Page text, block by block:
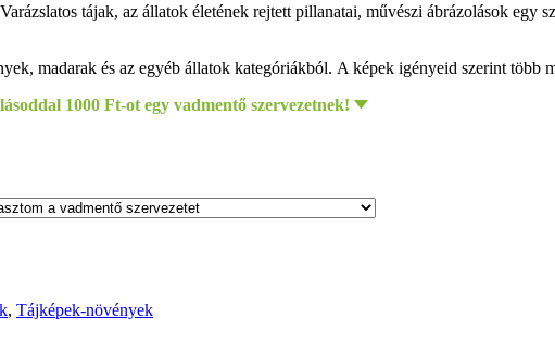
tájak, az állatok életének rejtett pillanatai, művészi ábrázolások egy
madarak és az egyéb állatok kategóriákból. A képek igényeid szerint több
1000 Ft-ot egy vadmentő szervezetnek!
, Tájképek-növények